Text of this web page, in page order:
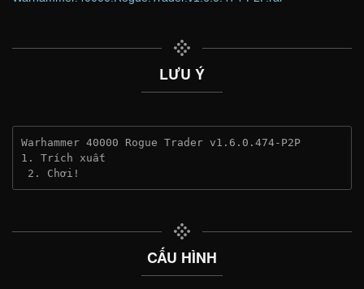
LƯU Ý
Warhammer 40000 Rogue Trader v1.6.0.474-P2P
1. Trích xuất
2. Chơi!
CẤU HÌNH